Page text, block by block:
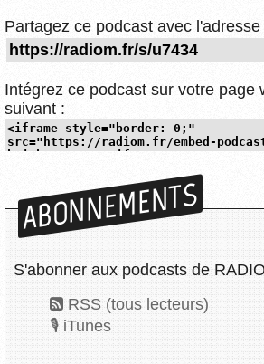
Partagez ce podcast avec
Intégrez ce podcast sur votre page
suivant :
ABONNEMENTS
S'abonner aux podcasts de
RSS (tous lecteurs)
iTunes